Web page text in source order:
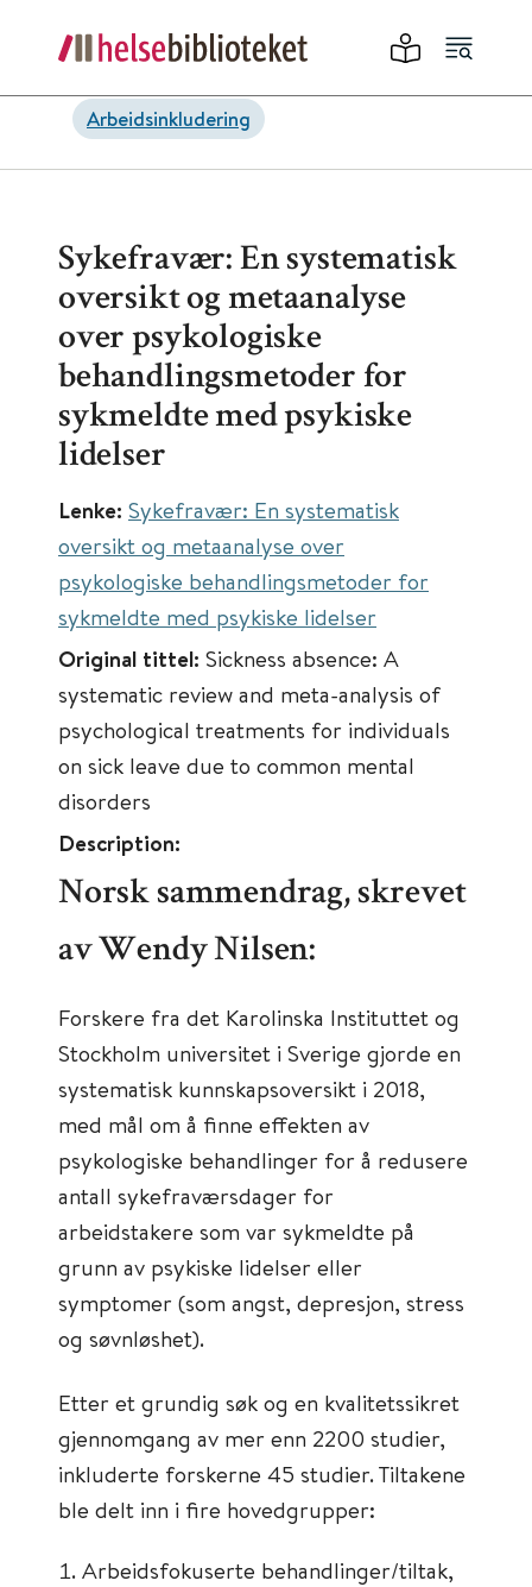
Arbeidsinkludering
Sykefravær: En systematisk
oversikt og metaanalyse
over psykologiske
behandlingsmetoder for
sykmeldte med psykiske
lidelser
Lenke: Sykefravær: En systematisk
oversikt og metaanalyse over
psykologiske behandlingsmetoder for
sykmeldte med psykiske lidelser
Original tittel: Sickness absence: A
systematic review and meta-analysis of
psychological treatments for individuals
on sick leave due to common mental
disorders
Description:
Norsk sammendrag, skrevet
av Wendy Nilsen:
Forskere fra det Karolinska Instituttet og
Stockholm universitet i Sverige gjorde en
systematisk kunnskapsoversikt i 2018,
med mål om å finne effekten av
psykologiske behandlinger for å redusere
antall sykefraværsdager for
arbeidstakere som var sykmeldte på
grunn av psykiske lidelser eller
symptomer (som angst, depresjon, stress
og søvnløshet).
Etter et grundig søk og en kvalitetssikret
gjennomgang av mer enn 2200 studier,
inkluderte forskerne 45 studier. Tiltakene
ble delt inn i fire hovedgrupper:
Arbeidsfokuserte behandlinger/tiltak,